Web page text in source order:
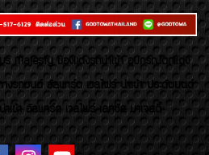
Majesty ของเเต่งรถนำเข้า อุปกรณ์ตกแต่ง
งรถยนต์ อัลพาร์ด เวลไฟร์ นำเข้า ประดับยนต์
เข้า อัลพาร์ด เวลไฟร์ เลกซัส มาเจสตี้